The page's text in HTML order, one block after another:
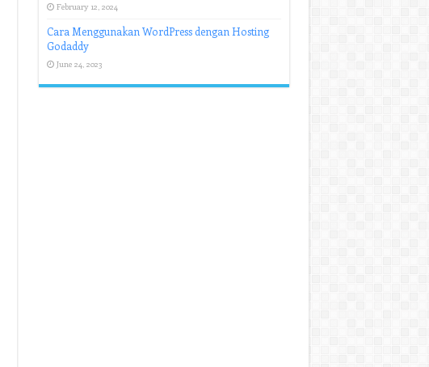
February 12, 2024
Cara Menggunakan WordPress dengan Hosting
Godaddy
June 24, 2023